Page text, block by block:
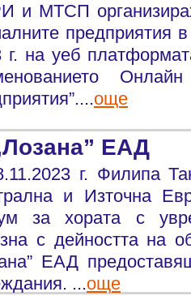
и МТСП
предприятия
г. на уеб
още
ЕАД
г. Филипа
и Източна
за хората с
с дейността на
ЕАД
...още